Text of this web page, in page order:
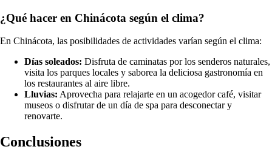
¿Qué hacer en Chinácota según el clima?
En Chinácota, las posibilidades de actividades varían según el clima:
Días soleados: Disfruta de caminatas por los senderos naturales,
visita los parques locales y saborea la deliciosa gastronomía en
los restaurantes al aire libre.
Lluvias: Aprovecha para relajarte en un acogedor café, visitar
museos o disfrutar de un día de spa para desconectar y
renovarte.
Conclusiones